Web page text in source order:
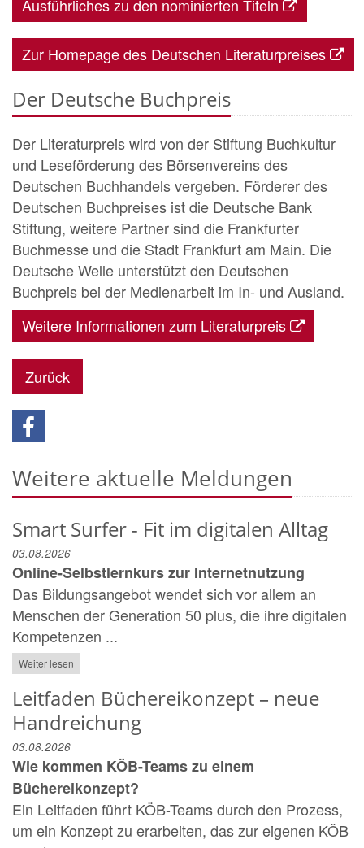
Ausführliches zu den nominierten Titeln
Zur Homepage des Deutschen Literaturpreises
Der Deutsche Buchpreis
Der Literaturpreis wird von der Stiftung Buchkultur
und Leseförderung des Börsenvereins des
Deutschen Buchhandels vergeben. Förderer des
Deutschen Buchpreises ist die Deutsche Bank
Stiftung, weitere Partner sind die Frankfurter
Buchmesse und die Stadt Frankfurt am Main. Die
Deutsche Welle unterstützt den Deutschen
Buchpreis bei der Medienarbeit im In- und Ausland.
Weitere Informationen zum Literaturpreis
Zurück
Weitere aktuelle Meldungen
Smart Surfer - Fit im digitalen Alltag
03.08.2026
Online-Selbstlernkurs zur Internetnutzung
Das Bildungsangebot wendet sich vor allem an
Menschen der Generation 50 plus, die ihre digitalen
Kompetenzen ...
Weiter lesen
Leitfaden Büchereikonzept – neue
Handreichung
03.08.2026
Wie kommen KÖB-Teams zu einem
Büchereikonzept?
Ein Leitfaden führt KÖB-Teams durch den Prozess,
um ein Konzept zu erarbeiten, das zur eigenen KÖB